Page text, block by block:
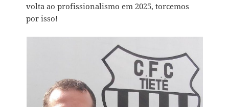
volta ao profissionalismo em 2025, torcemos
por isso!